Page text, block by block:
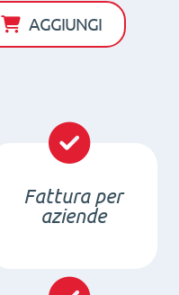
FXL-
306/50
quantità
AGGIUNGI
Fattura per
aziende